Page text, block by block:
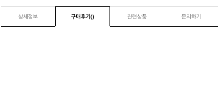
상세정보 구매후기() 관련상품 문의하기